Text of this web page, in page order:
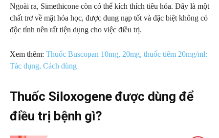
Ngoài ra, Simethicone còn có thể kích thích tiêu hóa. Đây là một
chất trơ về mặt hóa học, được dung nạp tốt và đặc biệt không có
độc tính nên rất tiện dụng cho việc điều trị.
Xem thêm: Thuốc Buscopan 10mg, 20mg, thuốc tiêm 20mg/ml:
Tác dụng, Cách dùng
Thuốc Siloxogene được dùng để
điều trị bệnh gì?